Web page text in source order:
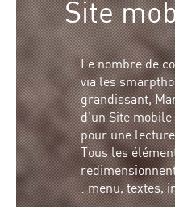
Site
Le nombre de
via les
grandissant,
d’un Site
pour une
Tous les
: menu, textes,